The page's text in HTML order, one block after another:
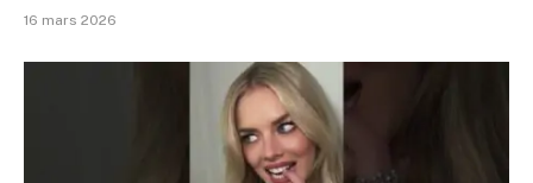
16 mars 2026